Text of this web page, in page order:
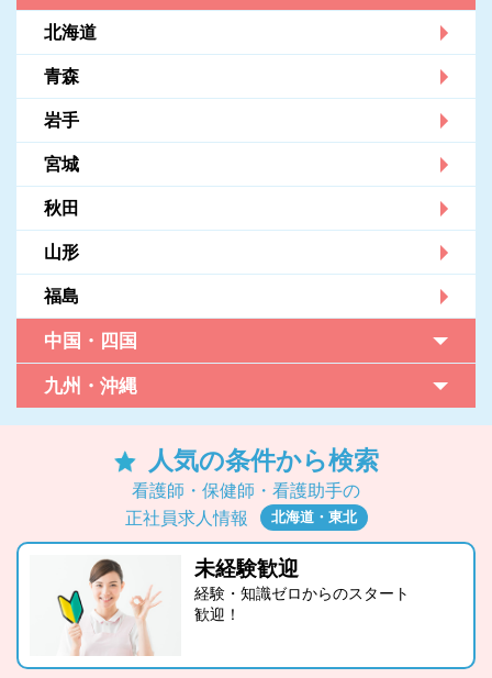
北海道
青森
岩手
宮城
秋田
山形
福島
中国・四国
九州・沖縄
人気の条件から検索
看護師・保健師・看護助手の
正社員求人情報
北海道・東北
未経験歓迎
経験・知識ゼロからのスタート
歓迎！